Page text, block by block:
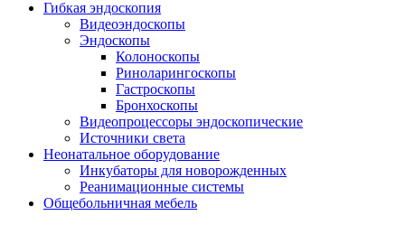
Гибкая эндоскопия
Видеоэндоскопы
Эндоскопы
Колоноскопы
Риноларингоскопы
Гастроскопы
Бронхоскопы
Видеопроцессоры эндоскопические
Источники света
Неонатальное оборудование
Инкубаторы для новорожденных
Реанимационные системы
Общебольничная мебель